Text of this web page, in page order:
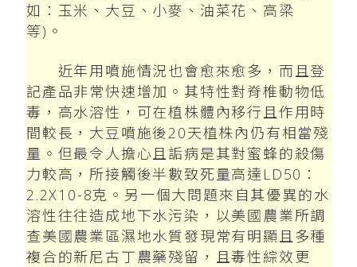
如：玉米、大豆、小麥、油菜花、高梁
等)。
近年用噴施情況也會愈來愈多，而且登
記產品非常快速增加。其特性對脊椎動物低
毒，高水溶性，可在植株體內移行且作用時
間較長，大豆噴施後20天植株內仍有相當殘
量。但最令人擔心且詬病是其對蜜蜂的殺傷
力較高，所接觸後半數致死量高達LD50：
2.2X10-8克。另一個大問題來自其優異的水
溶性往往造成地下水污染，以美國農業所調
查美國農業區濕地水質發現常有明顯且多種
複合的新尼古丁農藥殘留，且毒性綜效更